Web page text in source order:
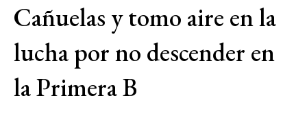
Cañuelas y tomo aire en la
lucha por no descender en
la Primera B